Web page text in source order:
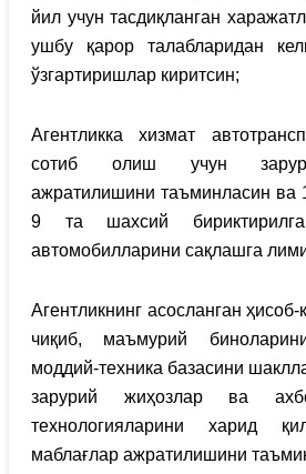
йил учун тасдиқланган
ушбу қарор талабларидан
ўзгартиришлар киритсин;
Агентликка хизмат
сотиб олиш учун зарур
ажратилишини таъминласин ва
9 та шахсий
автомобилларини сақлашга
Агентликнинг асосланган
чиқиб, маъмурий
моддий-техника базасини
зарурий жиҳозлар ва
технологияларини харид
маблағлар ажратилишини